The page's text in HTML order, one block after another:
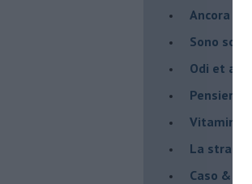
Ancora
Sono solo
Odi et amo
Pensieri
Vitamina D
La strada
Caso &